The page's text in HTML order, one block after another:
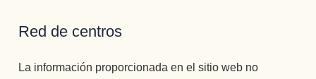
Red de centros
La información proporcionada en el sitio web no